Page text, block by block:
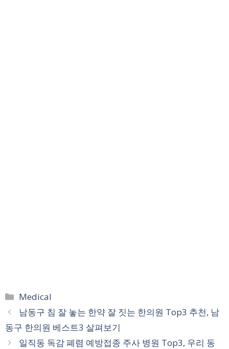
카
테
고
리
Medical
남동구 침 잘 놓는 한약 잘 짓는 한의원 Top3 추천, 남
동구 한의원 베스트3 살펴보기
일직동 독감 폐렴 예방접종 주사 병원 Top3, 우리 동